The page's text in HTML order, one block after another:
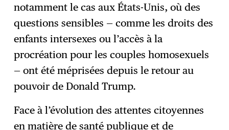
notamment le cas aux États-Unis, où des
questions sensibles — comme les droits des
enfants intersexes ou l’accès à la
procréation pour les couples homosexuels
— ont été méprisées depuis le retour au
pouvoir de Donald Trump.
Face à l’évolution des attentes citoyennes
en matière de santé publique et de